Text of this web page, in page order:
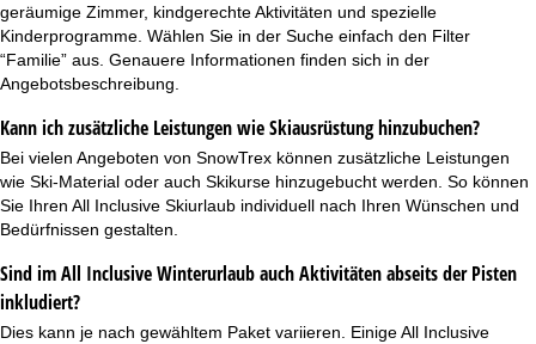
geräumige Zimmer, kindgerechte Aktivitäten und spezielle
Kinderprogramme. Wählen Sie in der Suche einfach den Filter
“Familie” aus. Genauere Informationen finden sich in der
Angebotsbeschreibung.
Kann ich zusätzliche Leistungen wie Skiausrüstung hinzubuchen?
Bei vielen Angeboten von SnowTrex können zusätzliche Leistungen
wie Ski-Material oder auch Skikurse hinzugebucht werden. So können
Sie Ihren All Inclusive Skiurlaub individuell nach Ihren Wünschen und
Bedürfnissen gestalten.
Sind im All Inclusive Winterurlaub auch Aktivitäten abseits der Pisten
inkludiert?
Dies kann je nach gewähltem Paket variieren. Einige All Inclusive